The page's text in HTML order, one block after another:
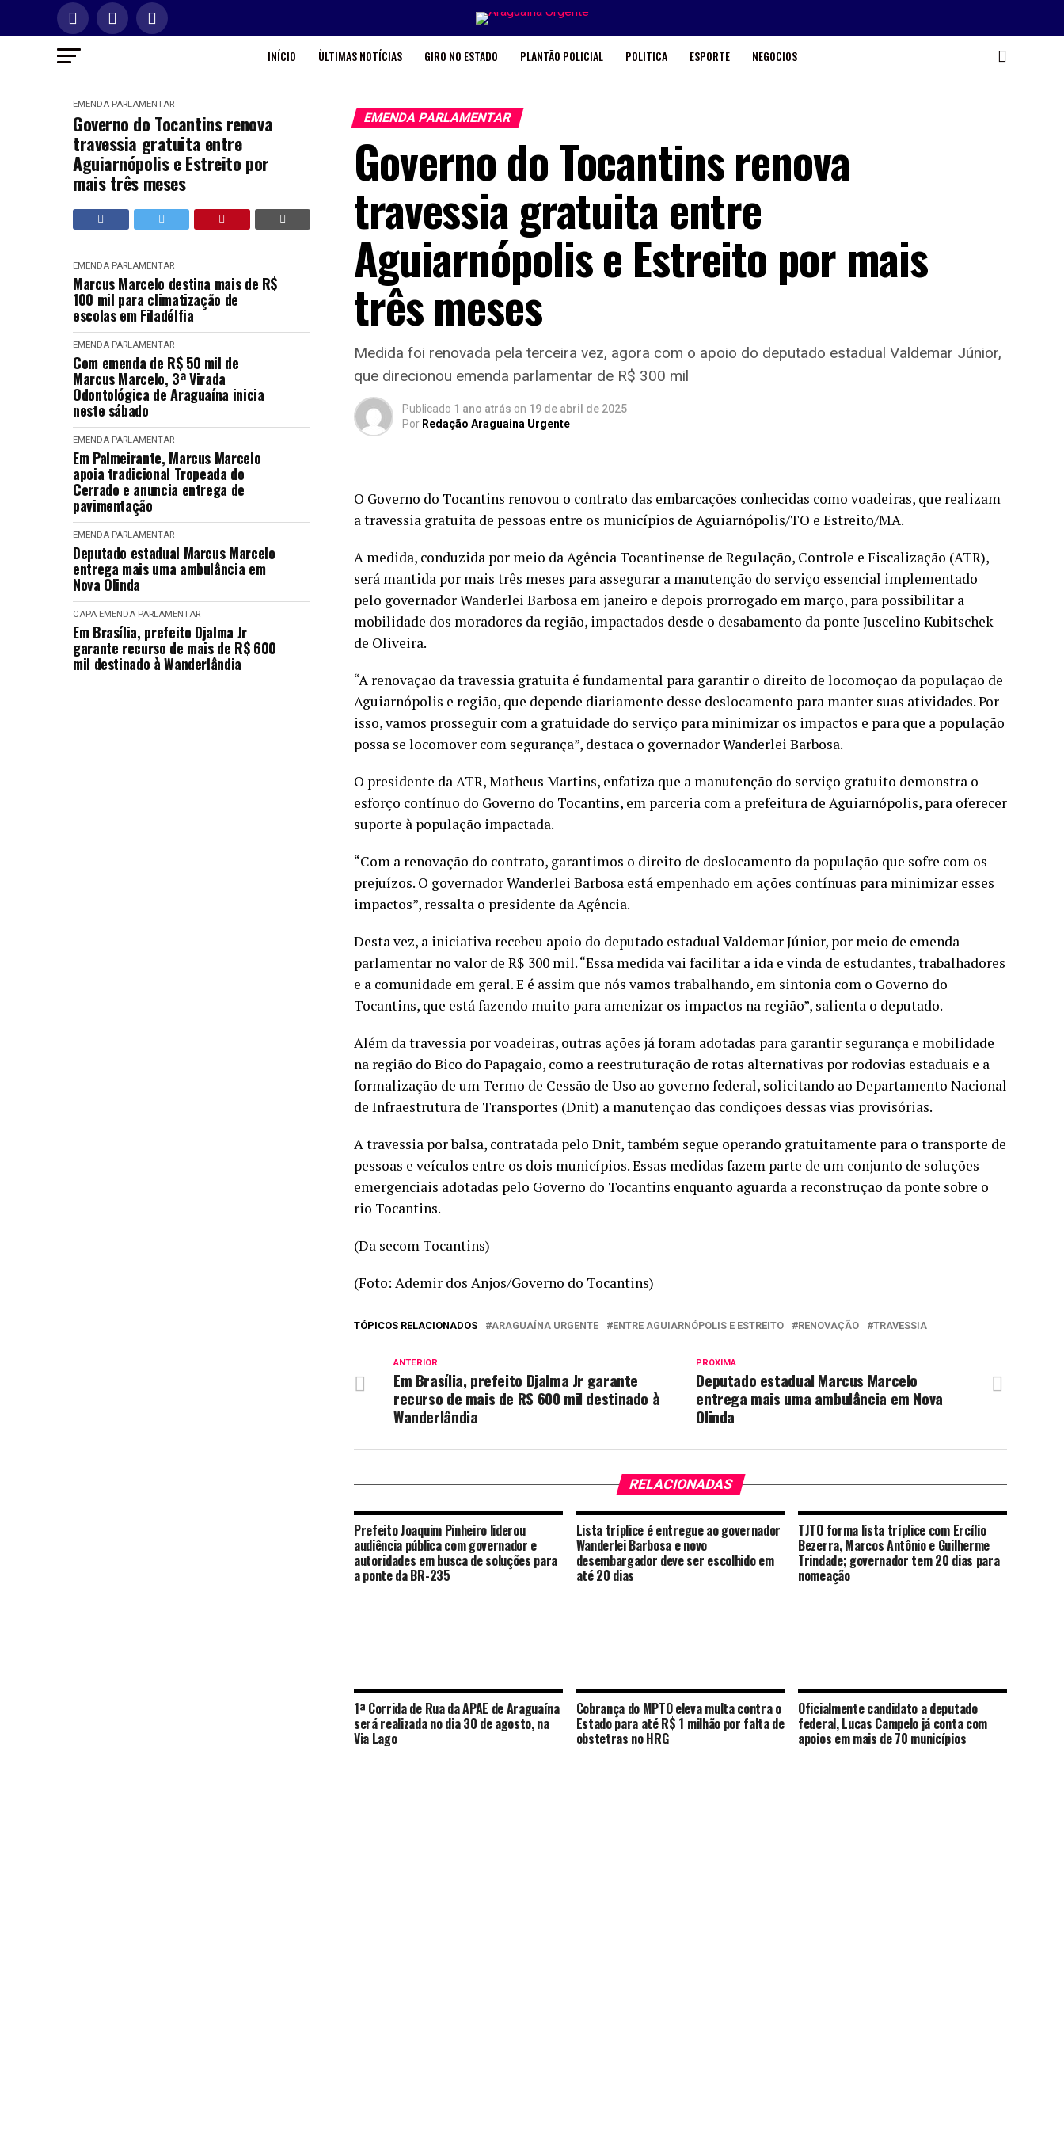
INÍCIO ÙLTIMAS NOTÍCIAS GIRO NO ESTADO PLANTÃO POLICIAL POLITICA ESPORTE NEGOCIOS
EMENDA PARLAMENTAR
Governo do Tocantins renova
travessia gratuita entre
Aguiarnópolis e Estreito por
mais três meses
EMENDA PARLAMENTAR
Marcus Marcelo destina mais de R$
100 mil para climatização de
escolas em Filadélfia
EMENDA PARLAMENTAR
Com emenda de R$ 50 mil de
Marcus Marcelo, 3ª Virada
Odontológica de Araguaína inicia
neste sábado
EMENDA PARLAMENTAR
Em Palmeirante, Marcus Marcelo
apoia tradicional Tropeada do
Cerrado e anuncia entrega de
pavimentação
EMENDA PARLAMENTAR
Deputado estadual Marcus Marcelo
entrega mais uma ambulância em
Nova Olinda
CAPA EMENDA PARLAMENTAR
Em Brasília, prefeito Djalma Jr
garante recurso de mais de R$ 600
mil destinado à Wanderlândia
EMENDA PARLAMENTAR
Governo do Tocantins renova
travessia gratuita entre
Aguiarnópolis e Estreito por mais
três meses
Medida foi renovada pela terceira vez, agora com o apoio do deputado estadual Valdemar Júnior,
que direcionou emenda parlamentar de R$ 300 mil
Publicado 1 ano atrás on 19 de abril de 2025
Por Redação Araguaina Urgente
O Governo do Tocantins renovou o contrato das embarcações conhecidas como voadeiras, que realizam
a travessia gratuita de pessoas entre os municípios de Aguiarnópolis/TO e Estreito/MA.
A medida, conduzida por meio da Agência Tocantinense de Regulação, Controle e Fiscalização (ATR),
será mantida por mais três meses para assegurar a manutenção do serviço essencial implementado
pelo governador Wanderlei Barbosa em janeiro e depois prorrogado em março, para possibilitar a
mobilidade dos moradores da região, impactados desde o desabamento da ponte Juscelino Kubitschek
de Oliveira.
“A renovação da travessia gratuita é fundamental para garantir o direito de locomoção da população de
Aguiarnópolis e região, que depende diariamente desse deslocamento para manter suas atividades. Por
isso, vamos prosseguir com a gratuidade do serviço para minimizar os impactos e para que a população
possa se locomover com segurança”, destaca o governador Wanderlei Barbosa.
O presidente da ATR, Matheus Martins, enfatiza que a manutenção do serviço gratuito demonstra o
esforço contínuo do Governo do Tocantins, em parceria com a prefeitura de Aguiarnópolis, para oferecer
suporte à população impactada.
“Com a renovação do contrato, garantimos o direito de deslocamento da população que sofre com os
prejuízos. O governador Wanderlei Barbosa está empenhado em ações contínuas para minimizar esses
impactos”, ressalta o presidente da Agência.
Desta vez, a iniciativa recebeu apoio do deputado estadual Valdemar Júnior, por meio de emenda
parlamentar no valor de R$ 300 mil. “Essa medida vai facilitar a ida e vinda de estudantes, trabalhadores
e a comunidade em geral. E é assim que nós vamos trabalhando, em sintonia com o Governo do
Tocantins, que está fazendo muito para amenizar os impactos na região”, salienta o deputado.
Além da travessia por voadeiras, outras ações já foram adotadas para garantir segurança e mobilidade
na região do Bico do Papagaio, como a reestruturação de rotas alternativas por rodovias estaduais e a
formalização de um Termo de Cessão de Uso ao governo federal, solicitando ao Departamento Nacional
de Infraestrutura de Transportes (Dnit) a manutenção das condições dessas vias provisórias.
A travessia por balsa, contratada pelo Dnit, também segue operando gratuitamente para o transporte de
pessoas e veículos entre os dois municípios. Essas medidas fazem parte de um conjunto de soluções
emergenciais adotadas pelo Governo do Tocantins enquanto aguarda a reconstrução da ponte sobre o
rio Tocantins.
(Da secom Tocantins)
(Foto: Ademir dos Anjos/Governo do Tocantins)
TÓPICOS RELACIONADOS ARAGUAÍNA URGENTE ENTRE AGUIARNÓPOLIS E ESTREITO RENOVAÇÃO TRAVESSIA
PRÓXIMA
Deputado estadual Marcus Marcelo
entrega mais uma ambulância em Nova
Olinda
ANTERIOR
Em Brasília, prefeito Djalma Jr garante
recurso de mais de R$ 600 mil destinado à
Wanderlândia
RELACIONADAS
Prefeito Joaquim Pinheiro liderou
audiência pública com governador e
autoridades em busca de soluções para
a ponte da BR-235
Lista tríplice é entregue ao governador
Wanderlei Barbosa e novo
desembargador deve ser escolhido em
até 20 dias
TJTO forma lista tríplice com Ercílio
Bezerra, Marcos Antônio e Guilherme
Trindade; governador tem 20 dias para
nomeação
1ª Corrida de Rua da APAE de Araguaína
será realizada no dia 30 de agosto, na
Via Lago
Cobrança do MPTO eleva multa contra o
Estado para até R$ 1 milhão por falta de
obstetras no HRG
Oficialmente candidato a deputado
federal, Lucas Campelo já conta com
apoios em mais de 70 municípios